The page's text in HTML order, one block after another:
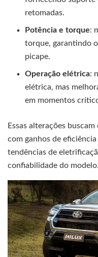
retomadas.
Potência e torque:
torque, garantindo
picape.
Operação elétrica:
elétrica, mas
em momentos
Essas alterações
com ganhos de
tendências de
confiabilidade do modelo.